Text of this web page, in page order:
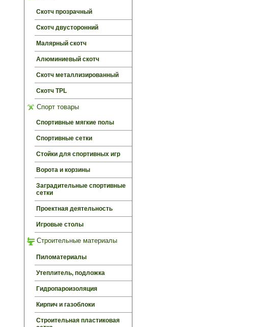
Скотч прозрачный
Скотч двусторонний
Малярный скотч
Алюминиевый скотч
Скотч металлизированный
Скотч TPL
Спорт товары
Спортивные мягкие полы
Спортивные сетки
Стойки для спортивных игр
Ворота и корзины
Заградительные спортивные
сетки
Проектная деятельность
Игровые столы
Строительные материалы
Пиломатериалы
Утеплитель, подложка
Гидропароизоляция
Кирпич и газоблоки
Строительная пластиковая